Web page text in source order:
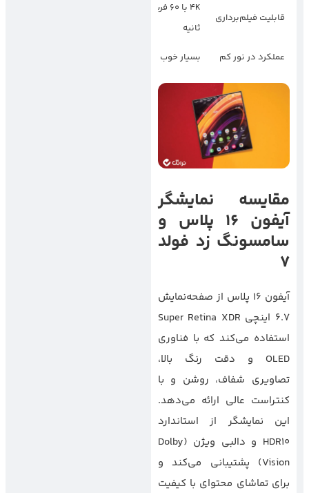
قابلیت فیلم‌برداری
4K با 60 فریم در
ثانیه
عملکرد در نور کم بسیار خوب
مقایسه نمایشگر
آیفون 16 پلاس و
سامسونگ زد فولد
7
آیفون 16 پلاس از صفحه‌نمایش
6.7 اینچی Super Retina XDR
استفاده می‌کند که با فناوری
OLED و دقت رنگ بالا،
تصاویری شفاف، روشن و با
کنتراست عالی ارائه می‌دهد.
این نمایشگر از استاندارد
HDR10 و دالبی ویژن (Dolby
Vision) پشتیبانی می‌کند و
برای تماشای محتوای با کیفیت